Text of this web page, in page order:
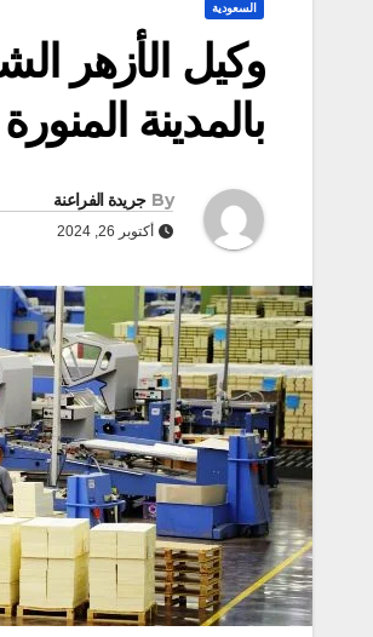
السعودية
وكيل الأزهر
بالمدينة المنورة
By جريدة الفراعنة
أكتوبر 26, 2024